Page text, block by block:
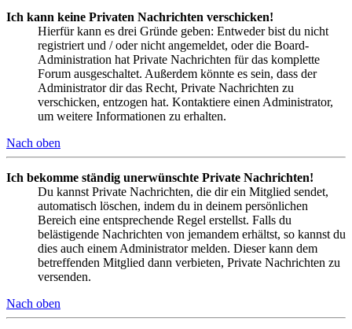
Ich kann keine Privaten Nachrichten verschicken!
Hierfür kann es drei Gründe geben: Entweder bist du nicht
registriert und / oder nicht angemeldet, oder die Board-
Administration hat Private Nachrichten für das komplette
Forum ausgeschaltet. Außerdem könnte es sein, dass der
Administrator dir das Recht, Private Nachrichten zu
verschicken, entzogen hat. Kontaktiere einen Administrator,
um weitere Informationen zu erhalten.
Nach oben
Ich bekomme ständig unerwünschte Private Nachrichten!
Du kannst Private Nachrichten, die dir ein Mitglied sendet,
automatisch löschen, indem du in deinem persönlichen
Bereich eine entsprechende Regel erstellst. Falls du
belästigende Nachrichten von jemandem erhältst, so kannst du
dies auch einem Administrator melden. Dieser kann dem
betreffenden Mitglied dann verbieten, Private Nachrichten zu
versenden.
Nach oben